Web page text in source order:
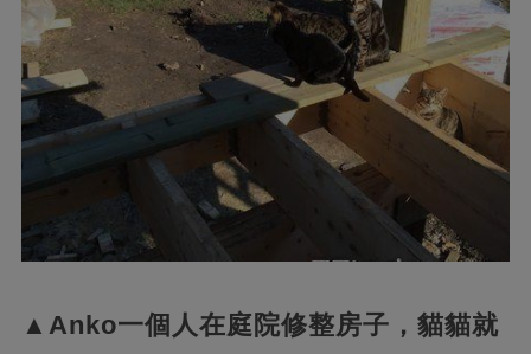
▲Anko一個人在庭院修整房子，貓貓就